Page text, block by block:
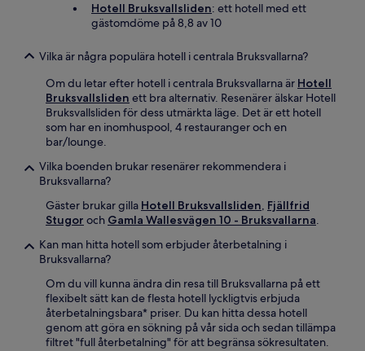
Hotell Bruksvallsliden: ett hotell med ett
gästomdöme på 8,8 av 10
Vilka är några populära hotell i centrala Bruksvallarna?
Om du letar efter hotell i centrala Bruksvallarna är Hotell
Bruksvallsliden ett bra alternativ. Resenärer älskar Hotell
Bruksvallsliden för dess utmärkta läge. Det är ett hotell
som har en inomhuspool, 4 restauranger och en
bar/lounge.
Vilka boenden brukar resenärer rekommendera i
Bruksvallarna?
Gäster brukar gilla Hotell Bruksvallsliden, Fjällfrid
Stugor och Gamla Wallesvägen 10 - Bruksvallarna.
Kan man hitta hotell som erbjuder återbetalning i
Bruksvallarna?
Om du vill kunna ändra din resa till Bruksvallarna på ett
flexibelt sätt kan de flesta hotell lyckligtvis erbjuda
återbetalningsbara* priser. Du kan hitta dessa hotell
genom att göra en sökning på vår sida och sedan tillämpa
filtret "full återbetalning" för att begränsa sökresultaten.